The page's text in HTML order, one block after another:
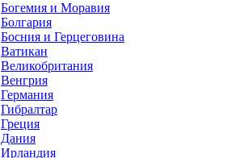
Богемия и Моравия
Болгария
Босния и Герцеговина
Ватикан
Великобритания
Венгрия
Германия
Гибралтар
Греция
Дания
Ирландия